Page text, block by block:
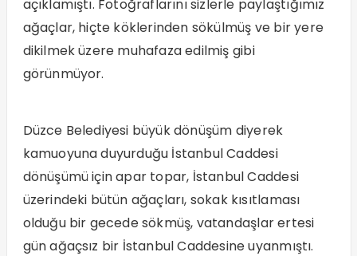
açıklamıştı. Fotoğraflarını sizlerle paylaştığımız
ağaçlar, hiçte köklerinden sökülmüş ve bir yere
dikilmek üzere muhafaza edilmiş gibi
görünmüyor.
Düzce Belediyesi büyük dönüşüm diyerek
kamuoyuna duyurduğu İstanbul Caddesi
dönüşümü için apar topar, İstanbul Caddesi
üzerindeki bütün ağaçları, sokak kısıtlaması
olduğu bir gecede sökmüş, vatandaşlar ertesi
gün ağaçsız bir İstanbul Caddesine uyanmıştı.